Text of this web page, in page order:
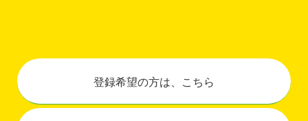
登録希望の方は、こちら